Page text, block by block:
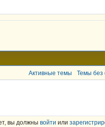
Активные темы Темы без
вы должны войти или